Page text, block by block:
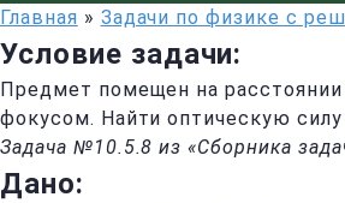
Главная » Задачи по физике с
Условие задачи:
Предмет помещен на
фокусом. Найти оптическую
Задача №10.5.8 из «Сборника
Дано: